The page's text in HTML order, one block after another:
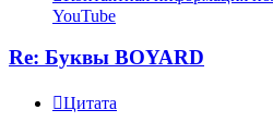
YouTube
Re: Буквы BOYARD
Цитата